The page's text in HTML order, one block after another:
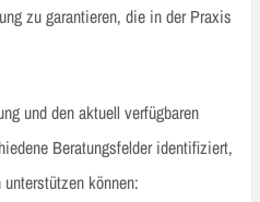
zu garantieren, die in der Praxis
und den aktuell verfügbaren
Beratungsfelder identifiziert,
können: